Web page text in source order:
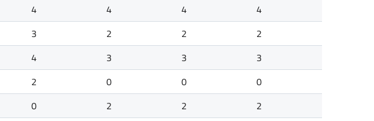
4 4 4
4
3 2 2
2
4 3 3
3
2 0 0
0
0 2 2
2